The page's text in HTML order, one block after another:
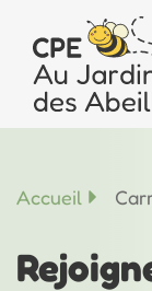
Accueil